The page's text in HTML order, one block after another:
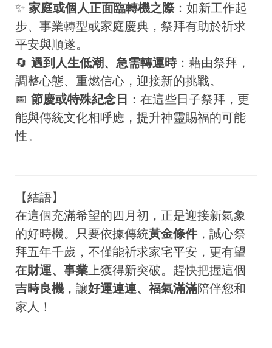
✨ 家庭或個人正面臨轉機之際：如新工作起
步、事業轉型或家庭慶典，祭拜有助於祈求
平安與順遂。
🔄 遇到人生低潮、急需轉運時：藉由祭拜，
調整心態、重燃信心，迎接新的挑戰。
📅 節慶或特殊紀念日
：在這些日子祭拜，更
能與傳統文化相呼應，提升神靈賜福的可能
性。
【結語】
在這個充滿希望的四月初，正是迎接新氣象
的好時機。只要依據傳統黃金條件 ，誠心祭
拜五年千歲，不僅能祈求家宅平安，更有望
在財運、事業 上獲得新突破。趕快把握這個
吉時良機 ，讓好運連連、福氣滿滿陪伴您和
家人！